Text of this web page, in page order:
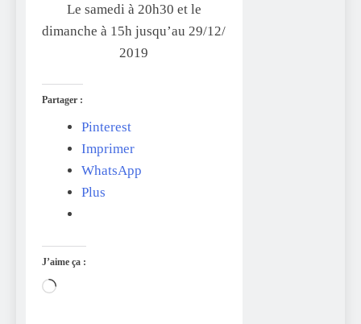
Le samedi à 20h30 et le
dimanche à 15h jusqu’au 29/12/
2019
Partager :
Pinterest
Imprimer
WhatsApp
Plus
J’aime ça :
Chargement…